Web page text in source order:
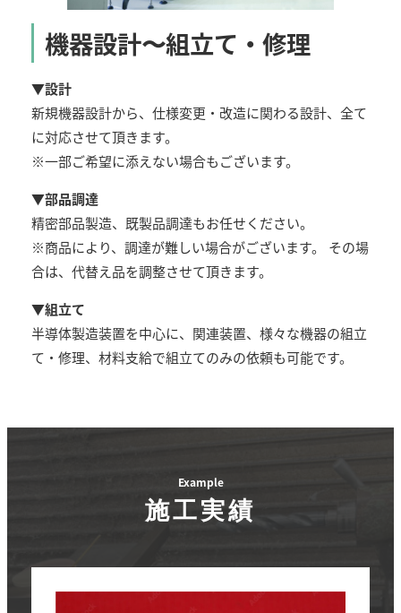
機器設計〜組立て・修理
▼設計
新規機器設計から、仕様変更・改造に関わる設計、全て
に対応させて頂きます。
※一部ご希望に添えない場合もございます。
▼部品調達
精密部品製造、既製品調達もお任せください。
※商品により、調達が難しい場合がございます。 その場
合は、代替え品を調整させて頂きます。
▼組立て
半導体製造装置を中心に、関連装置、様々な機器の組立
て・修理、材料支給で組立てのみの依頼も可能です。
Example
施工実績